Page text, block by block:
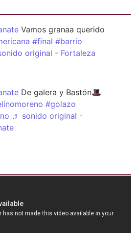
Vamos granaa querido
#final #barrio
original - Fortaleza
De galera y Bastón🎩
#golazo
♬ sonido original -